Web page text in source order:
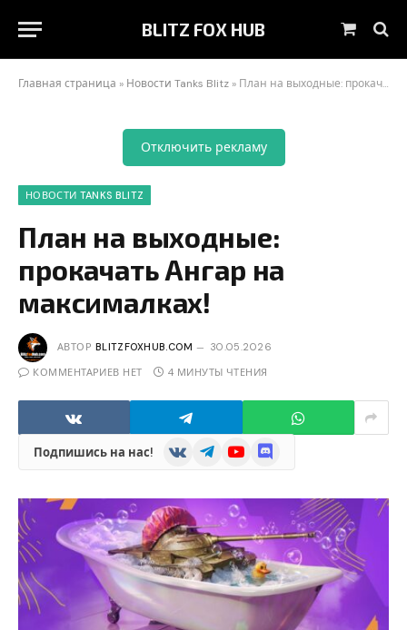
BLITZ FOX HUB Корзина
Главная страница » Новости Tanks Blitz » План на выходные: прокачать Ангар на максималках!
Отключить рекламу
НОВОСТИ TANKS BLITZ
План на выходные:
прокачать Ангар на
максималках!
АВТОР BLITZFOXHUB.COM 30.05.2026
КОММЕНТАРИЕВ НЕТ 4 МИНУТЫ ЧТЕНИЯ
Подпишись на нас! VKontakteTelegramYouTubeDiscord